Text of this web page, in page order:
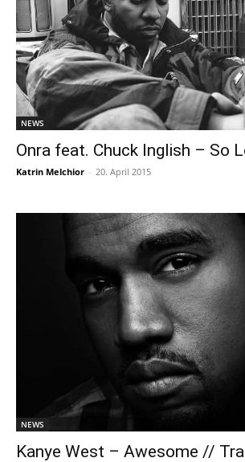
NEWS
Onra feat. Chuck Inglish – So
Katrin Melchior - 20. April 2015
NEWS
Kanye West – Awesome //